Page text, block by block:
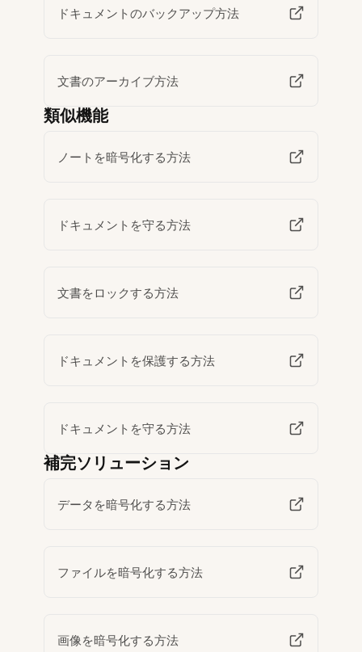
ドキュメントのバックアップ方法
文書のアーカイブ方法
類似機能
ノートを暗号化する方法
ドキュメントを守る方法
文書をロックする方法
ドキュメントを保護する方法
ドキュメントを守る方法
補完ソリューション
データを暗号化する方法
ファイルを暗号化する方法
画像を暗号化する方法